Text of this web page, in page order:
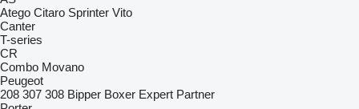
Atego Citaro Sprinter Vito
Canter
T-series
CR
Combo Movano
Peugeot
208 307 308 Bipper Boxer Expert Partner